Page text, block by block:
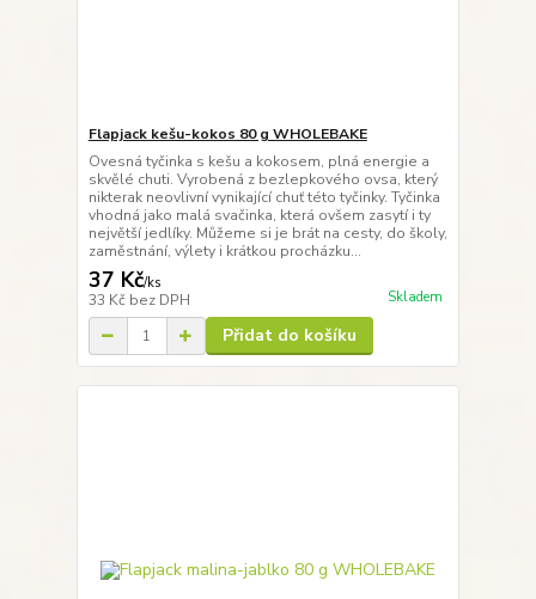
Flapjack kešu-kokos 80 g WHOLEBAKE
Ovesná tyčinka s kešu a kokosem, plná energie a
skvělé chuti. Vyrobená z bezlepkového ovsa, který
nikterak neovlivní vynikající chuť této tyčinky. Tyčinka
vhodná jako malá svačinka, která ovšem zasytí i ty
největší jedlíky. Můžeme si je brát na cesty, do školy,
zaměstnání, výlety i krátkou procházku...
37 Kč/ks
33 Kč bez DPH Skladem
Přidat do košíku